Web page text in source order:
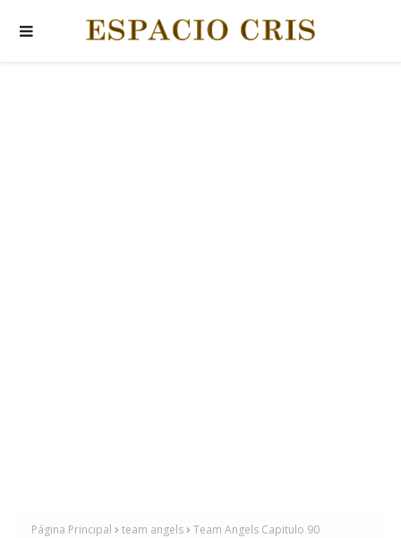
Página Principal team angels Team Angels Capitulo 90